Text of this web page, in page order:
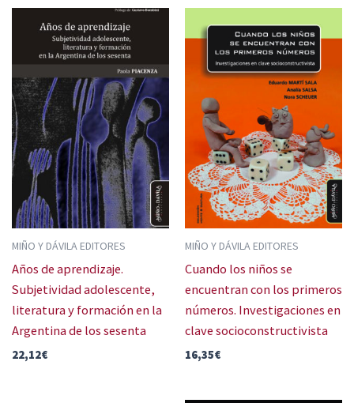
MIÑO Y DÁVILA EDITORES
Años de aprendizaje.
Subjetividad adolescente,
literatura y formación en la
Argentina de los sesenta
22,12€
MIÑO Y DÁVILA EDITORES
Cuando los niños se
encuentran con los primeros
números. Investigaciones en
clave socioconstructivista
16,35€